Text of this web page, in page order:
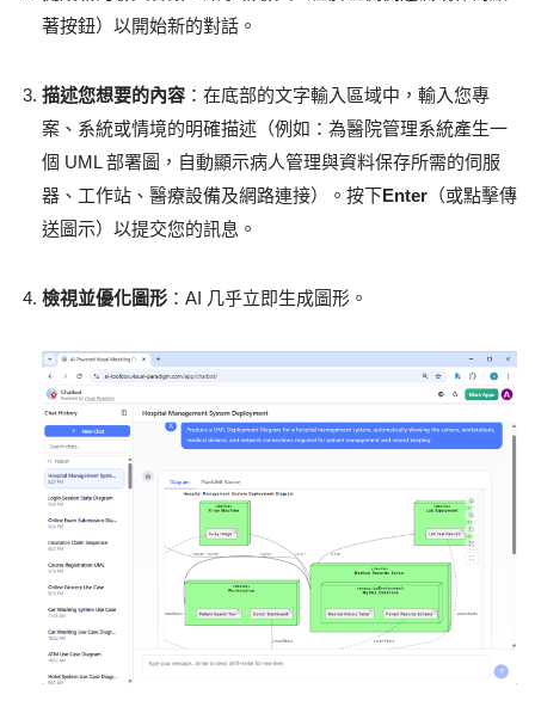
著按鈕）以開始新的對話。
描述您想要的內容 ：在底部的文字輸入區域中，輸入您專
案、系統或情境的明確描述（例如：為醫院管理系統產生一
個 UML 部署圖，自動顯示病人管理與資料保存所需的伺服
器、工作站、醫療設備及網路連接）。按下Enter （或點擊傳
送圖示）以提交您的訊息。
檢視並優化圖形 ：AI 几乎立即生成圖形。